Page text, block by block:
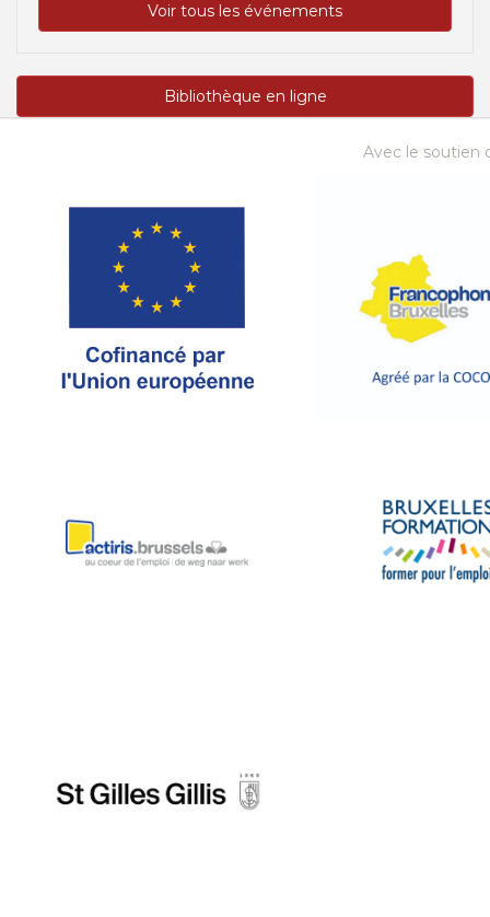
Voir tous les événements
Bibliothèque en ligne
Avec le soutien